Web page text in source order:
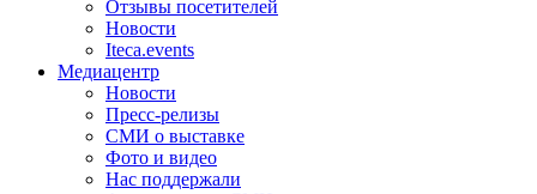
Отзывы посетителей
Новости
Iteca.events
Медиацентр
Новости
Пресс-релизы
СМИ о выставке
Фото и видео
Нас поддержали